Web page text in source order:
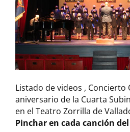
Listado de videos , Concierto
aniversario de la Cuarta
en el Teatro Zorrilla de
Pinchar en cada canción